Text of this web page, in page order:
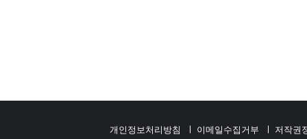
개인정보처리방침 이메일수집거부 저작권